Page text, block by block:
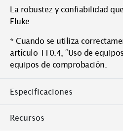
La robustez y confiabilidad
Fluke
* Cuando se utiliza
artículo 110.4, “Uso de
equipos de comprobación.
Especificaciones
Recursos